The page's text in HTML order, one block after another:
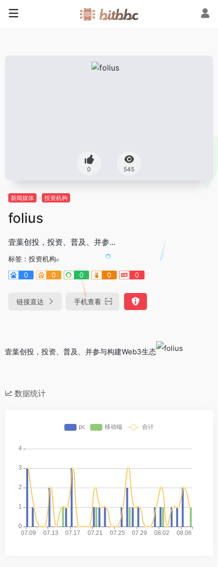
0 545
新闻媒体 投资机构
folius
​壹葉创投，投资、普及、并参...
标签： 投资机构
0
0 0 0 0
链接直达 手机查看
​壹葉创投，投资、普及、并参与构建Web3生态
数据统计